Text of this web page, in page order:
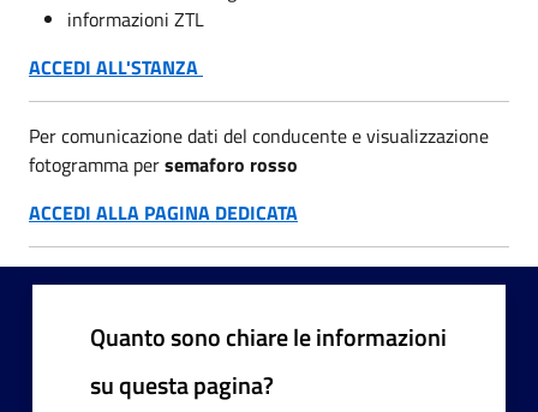
informazioni ZTL
ACCEDI ALL'STANZA
Per comunicazione dati del conducente e visualizzazione
fotogramma persemaforo rosso
ACCEDI ALLA PAGINA DEDICATA
Quanto sono chiare le informazioni
su questa pagina?